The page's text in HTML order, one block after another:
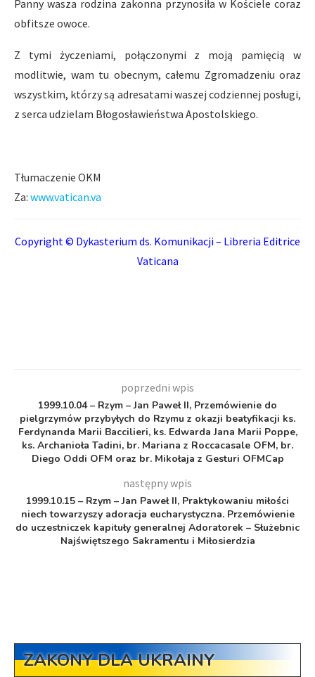
Panny wasza rodzina zakonna przynosiła w Kościele coraz
obfitsze owoce.
Z tymi życzeniami, połączonymi z moją pamięcią w
modlitwie, wam tu obecnym, całemu Zgromadzeniu oraz
wszystkim, którzy są adresatami waszej codziennej posługi,
z serca udzielam Błogosławieństwa Apostolskiego.
Tłumaczenie OKM
Za: www.vatican.va
Copyright © Dykasterium ds. Komunikacji – Libreria Editrice
Vaticana
poprzedni wpis
1999.10.04 – Rzym – Jan Paweł II, Przemówienie do
pielgrzymów przybyłych do Rzymu z okazji beatyfikacji ks.
Ferdynanda Marii Baccilieri, ks. Edwarda Jana Marii Poppe,
ks. Archanioła Tadini, br. Mariana z Roccacasale OFM, br.
Diego Oddi OFM oraz br. Mikołaja z Gesturi OFMCap
następny wpis
1999.10.15 – Rzym – Jan Paweł II, Praktykowaniu miłości
niech towarzyszy adoracja eucharystyczna. Przemówienie
do uczestniczek kapituły generalnej Adoratorek – Służebnic
Najświętszego Sakramentu i Miłosierdzia
ZAKONY DLA UKRAINY